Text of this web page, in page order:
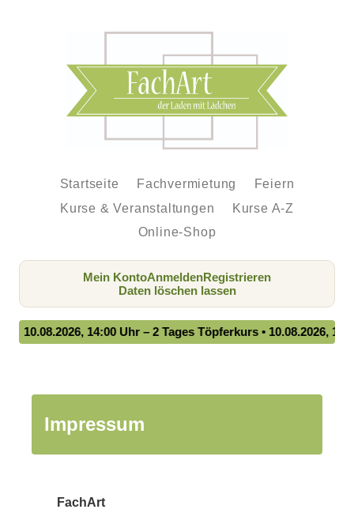
Startseite Fachvermietung
Feiern
Kurse & Veranstaltungen
Kurse A-Z
Online-Shop
Mein KontoAnmeldenRegistrieren
Daten löschen lassen
10.08.2026, 14:00 Uhr – 2 Tages Töpferkurs • 10.08.2026,
Impressum
FachArt